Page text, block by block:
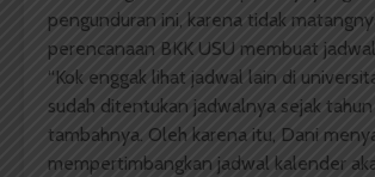
pengunduran ini, karena tidak
perencanaan BKK USU membuat
“Kok enggak lihat jadwal lain di
sudah ditentukan jadwalnya sejak tahun
tambahnya. Oleh karena itu, Dani
mempertimbangkan jadwal kalender